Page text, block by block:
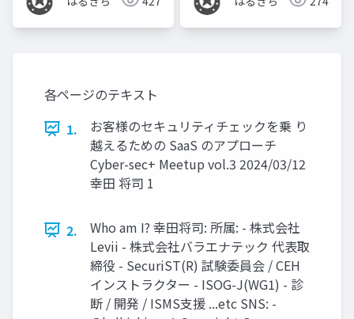
各ページのテキスト
1.
お客様のセキュリティチェックを乗 り
越えるための SaaS のアプローチ
Cyber-sec+ Meetup vol.3 2024/03/12
幸田 将司 1
2.
Who am I? 幸田将司: 所属: - 株式会社
Levii - 株式会社バラエナテック 代表取
締役 - SecuriST(R) 試験委員会 / CEH
インストラクター - ISOG-J(WG1) - 診
断 / 開発 / ISMS支援 ...etc SNS: -